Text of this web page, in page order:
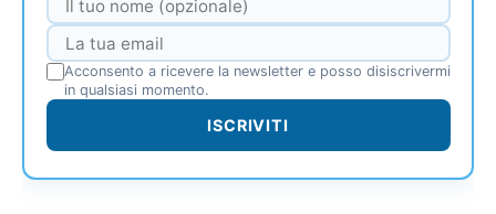
Acconsento a ricevere la newsletter e posso disiscrivermi
in qualsiasi momento.
ISCRIVITI